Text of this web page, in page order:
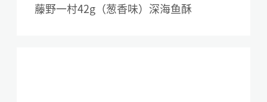
藤野一村42g（葱香味）深海鱼酥